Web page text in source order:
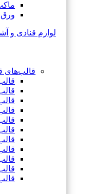
لوازم قنادی و
قالب‌های